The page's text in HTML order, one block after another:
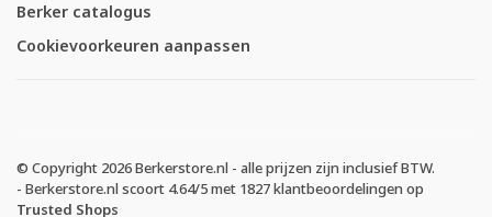
Berker catalogus
Cookievoorkeuren aanpassen
© Copyright 2026 Berkerstore.nl - alle prijzen zijn inclusief BTW.
- Berkerstore.nl scoort 4.64/5met 1827klantbeoordelingen op
Trusted Shops